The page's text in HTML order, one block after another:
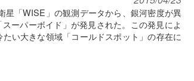
星「WISE」の観測データから、銀河密度が異
ーパーボイド」が発見された。この発見によ
い大きな領域「コールドスポット」の存在に